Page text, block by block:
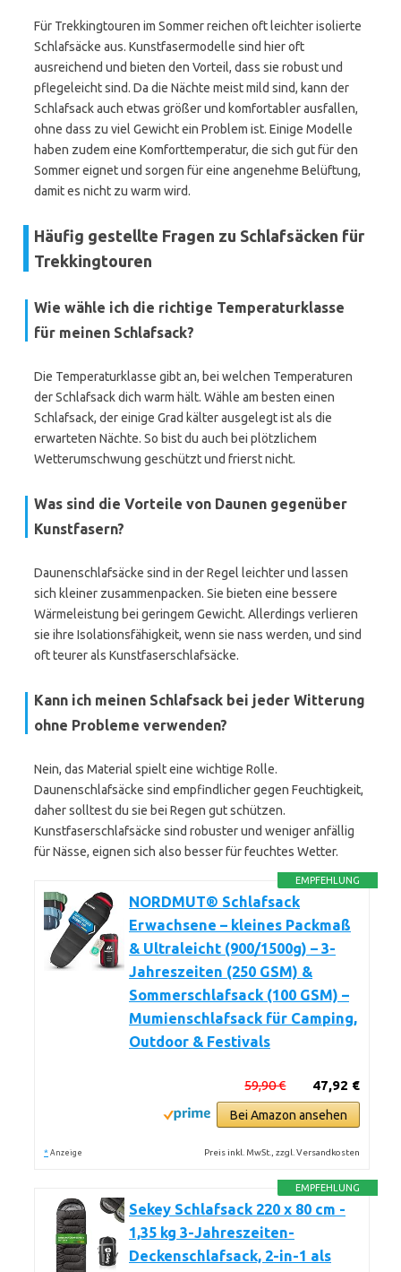
Für Trekkingtouren im Sommer reichen oft leichter isolierte
Schlafsäcke aus. Kunstfasermodelle sind hier oft
ausreichend und bieten den Vorteil, dass sie robust und
pflegeleicht sind. Da die Nächte meist mild sind, kann der
Schlafsack auch etwas größer und komfortabler ausfallen,
ohne dass zu viel Gewicht ein Problem ist. Einige Modelle
haben zudem eine Komforttemperatur, die sich gut für den
Sommer eignet und sorgen für eine angenehme Belüftung,
damit es nicht zu warm wird.
Häufig gestellte Fragen zu Schlafsäcken für
Trekkingtouren
Wie wähle ich die richtige Temperaturklasse
für meinen Schlafsack?
Die Temperaturklasse gibt an, bei welchen Temperaturen
der Schlafsack dich warm hält. Wähle am besten einen
Schlafsack, der einige Grad kälter ausgelegt ist als die
erwarteten Nächte. So bist du auch bei plötzlichem
Wetterumschwung geschützt und frierst nicht.
Was sind die Vorteile von Daunen gegenüber
Kunstfasern?
Daunenschlafsäcke sind in der Regel leichter und lassen
sich kleiner zusammenpacken. Sie bieten eine bessere
Wärmeleistung bei geringem Gewicht. Allerdings verlieren
sie ihre Isolationsfähigkeit, wenn sie nass werden, und sind
oft teurer als Kunstfaserschlafsäcke.
Kann ich meinen Schlafsack bei jeder Witterung
ohne Probleme verwenden?
Nein, das Material spielt eine wichtige Rolle.
Daunenschlafsäcke sind empfindlicher gegen Feuchtigkeit,
daher solltest du sie bei Regen gut schützen.
Kunstfaserschlafsäcke sind robuster und weniger anfällig
für Nässe, eignen sich also besser für feuchtes Wetter.
EMPFEHLUNG
NORDMUT® Schlafsack
Erwachsene – kleines Packmaß
& Ultraleicht (900/1500g) – 3-
Jahreszeiten (250 GSM) &
Sommerschlafsack (100 GSM) –
Mumienschlafsack für Camping,
Outdoor & Festivals
47,92 €
59,90 €
Bei Amazon ansehen
* Anzeige Preis inkl. MwSt., zzgl. Versandkosten
EMPFEHLUNG
Sekey Schlafsack 220 x 80 cm -
1,35 kg 3-Jahreszeiten-
Deckenschlafsack, 2-in-1 als